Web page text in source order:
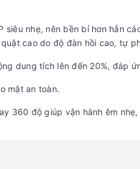
siêu nhẹ, nên bền bỉ hơn hẳn
cao do độ đàn hồi cao, tự
dung tích lên đến 20%, đáp
mật an toàn.
360 độ giúp vận hành êm